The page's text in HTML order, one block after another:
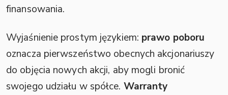
finansowania.
Wyjaśnienie prostym językiem: prawo poboru
oznacza pierwszeństwo obecnych akcjonariuszy
do objęcia nowych akcji, aby mogli bronić
swojego udziału w spółce. Warranty